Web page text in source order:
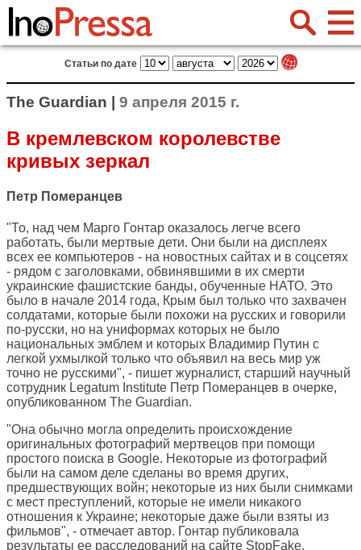
Статьи по дате
The Guardian | 9 апреля 2015 г.
В кремлевском королевстве
кривых зеркал
Петр Померанцев
"То, над чем Марго Гонтар оказалось легче всего
работать, были мертвые дети. Они были на дисплеях
всех ее компьютеров - на новостных сайтах и в соцсетях
- рядом с заголовками, обвинявшими в их смерти
украинские фашистские банды, обученные НАТО. Это
было в начале 2014 года, Крым был только что захвачен
солдатами, которые были похожи на русских и говорили
по-русски, но на униформах которых не было
национальных эмблем и которых Владимир Путин с
легкой ухмылкой только что объявил на весь мир уж
точно не русскими", - пишет журналист, старший научный
сотрудник Legatum Institute Петр Померанцев в очерке,
опубликованном The Guardian.
"Она обычно могла определить происхождение
оригинальных фотографий мертвецов при помощи
простого поиска в Google. Некоторые из фотографий
были на самом деле сделаны во время других,
предшествующих войн; некоторые из них были снимками
с мест преступлений, которые не имели никакого
отношения к Украине; некоторые даже были взяты из
фильмов", - отмечает автор. Гонтар публиковала
результаты ее расследований на сайте StopFake,